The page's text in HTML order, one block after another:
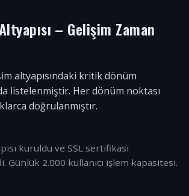
– Gelişim Zaman
altyapısındaki kritik dönüm
listelenmiştir. Her dönüm noktası
doğrulanmıştır.
kuruldu ve SSL sertifikası
Günlük 2.000 kullanıcı işlem kapasitesi.